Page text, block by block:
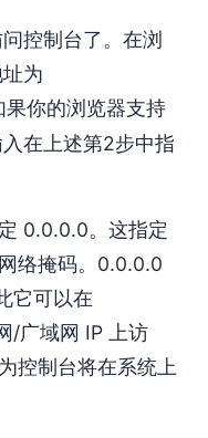
控制台了。在浏
为
果你的浏览器支持
在上述第2步中指
0.0.0.0。这指定
络掩码。0.0.0.0
它可以在
/广域网 IP 上访
控制台将在系统上